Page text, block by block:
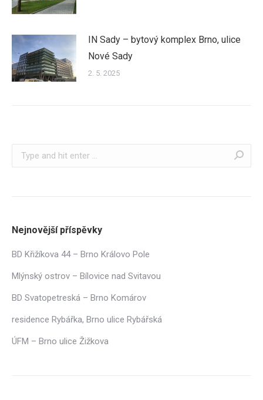
IN Sady – bytový komplex Brno, ulice
Nové Sady
2. 5. 2025
Search:
Nejnovější příspěvky
BD Křižíkova 44 – Brno Královo Pole
Mlýnský ostrov – Bílovice nad Svitavou
BD Svatopetreská – Brno Komárov
residence Rybářka, Brno ulice Rybářská
ÚFM – Brno ulice Žižkova